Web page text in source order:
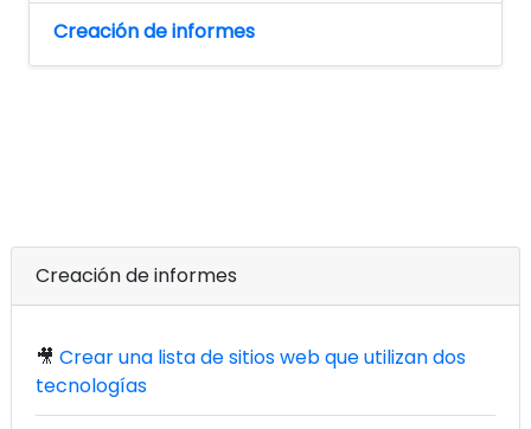
Creación de informes
Creación de informes
🎥 Crear una lista de sitios web que utilizan dos
tecnologías